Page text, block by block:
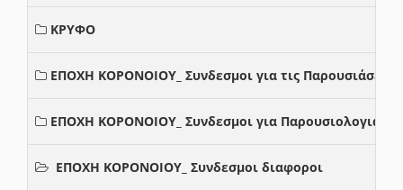
ΚΡΥΦΟ
ΕΠΟΧΗ ΚΟΡΟΝΟΙΟΥ_ Συνδεσμοι για τις Παρουσιάσεις
ΕΠΟΧΗ ΚΟΡΟΝΟΙΟΥ_ Συνδεσμοι για Παρουσιολογια
ΕΠΟΧΗ ΚΟΡΟΝΟΙΟΥ_ Συνδεσμοι διαφοροι